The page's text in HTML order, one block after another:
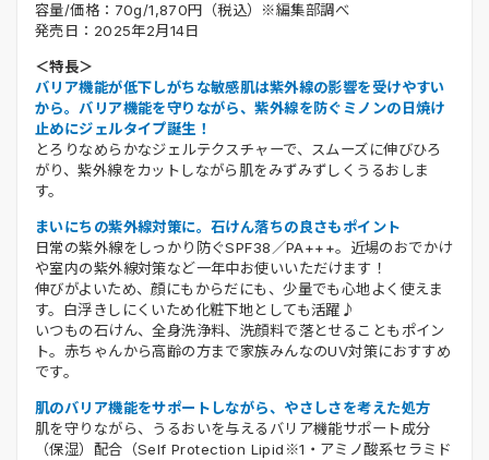
容量/価格：70g/1,870円（税込）※編集部調べ
発売日：2025年2月14日
＜特長＞
バリア機能が低下しがちな敏感肌は紫外線の影響を受けやすい
から。バリア機能を守りながら、紫外線を防ぐミノンの日焼け
止めにジェルタイプ誕生！
とろりなめらかなジェルテクスチャーで、スムーズに伸びひろ
がり、紫外線をカットしながら肌をみずみずしくうるおしま
す。
まいにちの紫外線対策に。石けん落ちの良さもポイント
日常の紫外線をしっかり防ぐSPF38／PA+++。近場のおでかけ
や室内の紫外線対策など一年中お使いいただけます！
伸びがよいため、顔にもからだにも、少量でも心地よく使えま
す。白浮きしにくいため化粧下地としても活躍♪
いつもの石けん、全身洗浄料、洗顔料で落とせることもポイン
ト。赤ちゃんから高齢の方まで家族みんなのUV対策におすすめ
です。
肌のバリア機能をサポートしながら、やさしさを考えた処方
肌を守りながら、うるおいを与えるバリア機能サポート成分
（保湿）配合（Self Protection Lipid※1・アミノ酸系セラミド